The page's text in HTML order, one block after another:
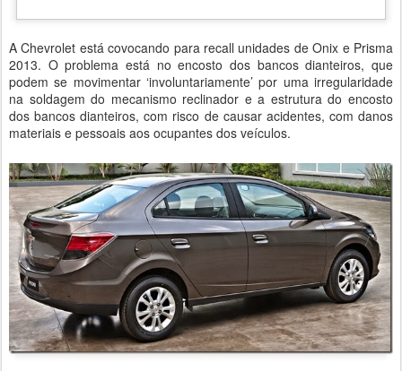
A Chevrolet está covocando para recall unidades de Onix e Prisma
2013. O problema está no encosto dos bancos dianteiros, que
podem se movimentar ‘involuntariamente’ por uma irregularidade
na soldagem do mecanismo reclinador e a estrutura do encosto
dos bancos dianteiros, com risco de causar acidentes, com danos
materiais e pessoais aos ocupantes dos veículos.